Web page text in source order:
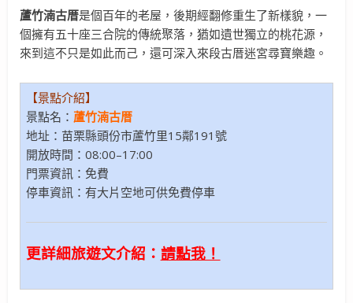
蘆竹湳古厝是個百年的老屋，後期經翻修重生了新樣貌，一
個擁有五十座三合院的傳統聚落，猶如遺世獨立的桃花源，
來到這不只是如此而己，還可深入來段古厝迷宮尋寶樂趣。
【景點介紹】
景點名： 蘆竹湳古厝
地址：苗栗縣頭份市蘆竹里15鄰191號
開放時間：08:00–17:00
門票資訊：免費
停車資訊：有大片空地可供免費停車
更詳細旅遊文介紹： 請點我！